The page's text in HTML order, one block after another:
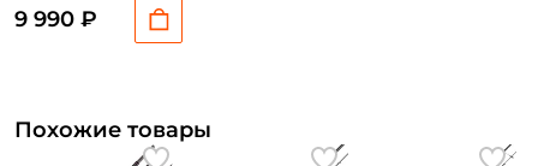
154гр. fast /
9 990 ₽
Похожие товары